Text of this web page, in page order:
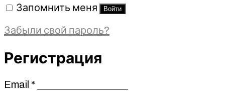
Запомнить меня Войти
Забыли свой пароль?
Регистрация
Email *Обязательно